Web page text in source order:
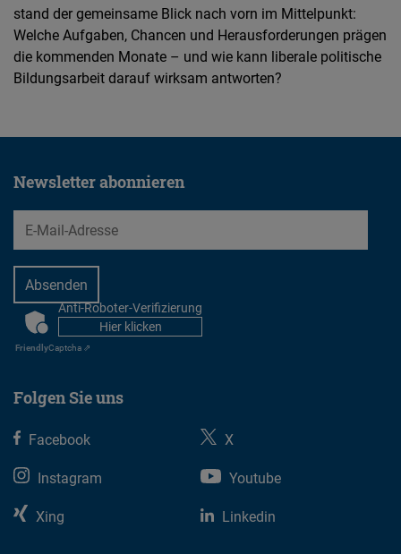
stand der gemeinsame Blick nach vorn im Mittelpunkt:
Welche Aufgaben, Chancen und Herausforderungen prägen
die kommenden Monate – und wie kann liberale politische
Bildungsarbeit darauf wirksam antworten?
Newsletter abonnieren
EMail
CAPTCHAAnti-Roboter-Verifizierung
Hier klicken
FriendlyCaptcha ⇗
Folgen Sie uns
Facebook
X
Instagram
Youtube
Xing
Linkedin